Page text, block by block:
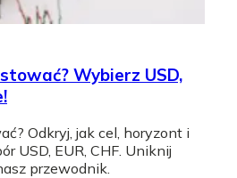
Wybierz USD,
Odkryj, jak cel, horyzont i
USD, EUR, CHF. Uniknij
przewodnik.